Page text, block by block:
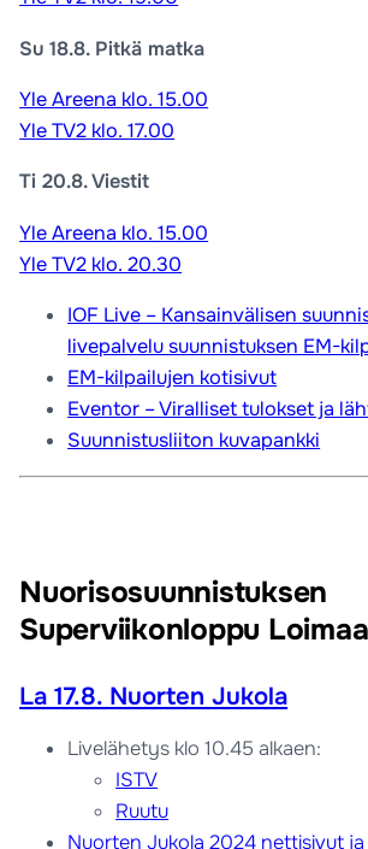
Su 18.8. Pitkä matka
Yle Areena klo. 15.00
Yle TV2 klo. 17.00
Ti 20.8. Viestit
Yle Areena klo. 15.00
Yle TV2 klo. 20.30
IOF Live – Kansainvälisen
livepalvelu suunnistuksen EM-
EM-kilpailujen kotisivut
Eventor – Viralliset tulokset ja
Suunnistusliiton kuvapankki
Nuorisosuunnistuksen
Superviikonloppu
La 17.8. Nuorten Jukola
Livelähetys klo 10.45 alkaen:
ISTV
Ruutu
Nuorten Jukola 2024 nettisivut